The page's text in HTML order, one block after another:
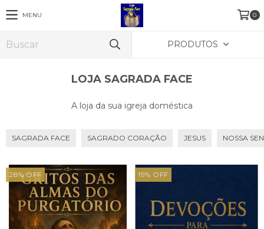
MENU 0
PRODUTOS
LOJA SAGRADA FACE
A loja da sua igreja doméstica
SAGRADA FACE SAGRADO CORAÇÃO JESUS NOSSA
28% OFF 19% OFF